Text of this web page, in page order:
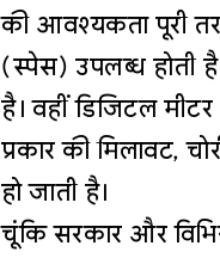
की आवश्यकता पूरी
(स्पेस) उपलब्ध होती
है। वहीं डिजिटल
प्रकार की मिलावट,
हो जाती है।
चूंकि सरकार और